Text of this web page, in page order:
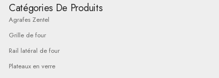
Catégories De Produits
Agrafes Zentel
Grille de four
Rail latéral de four
Plateaux en verre